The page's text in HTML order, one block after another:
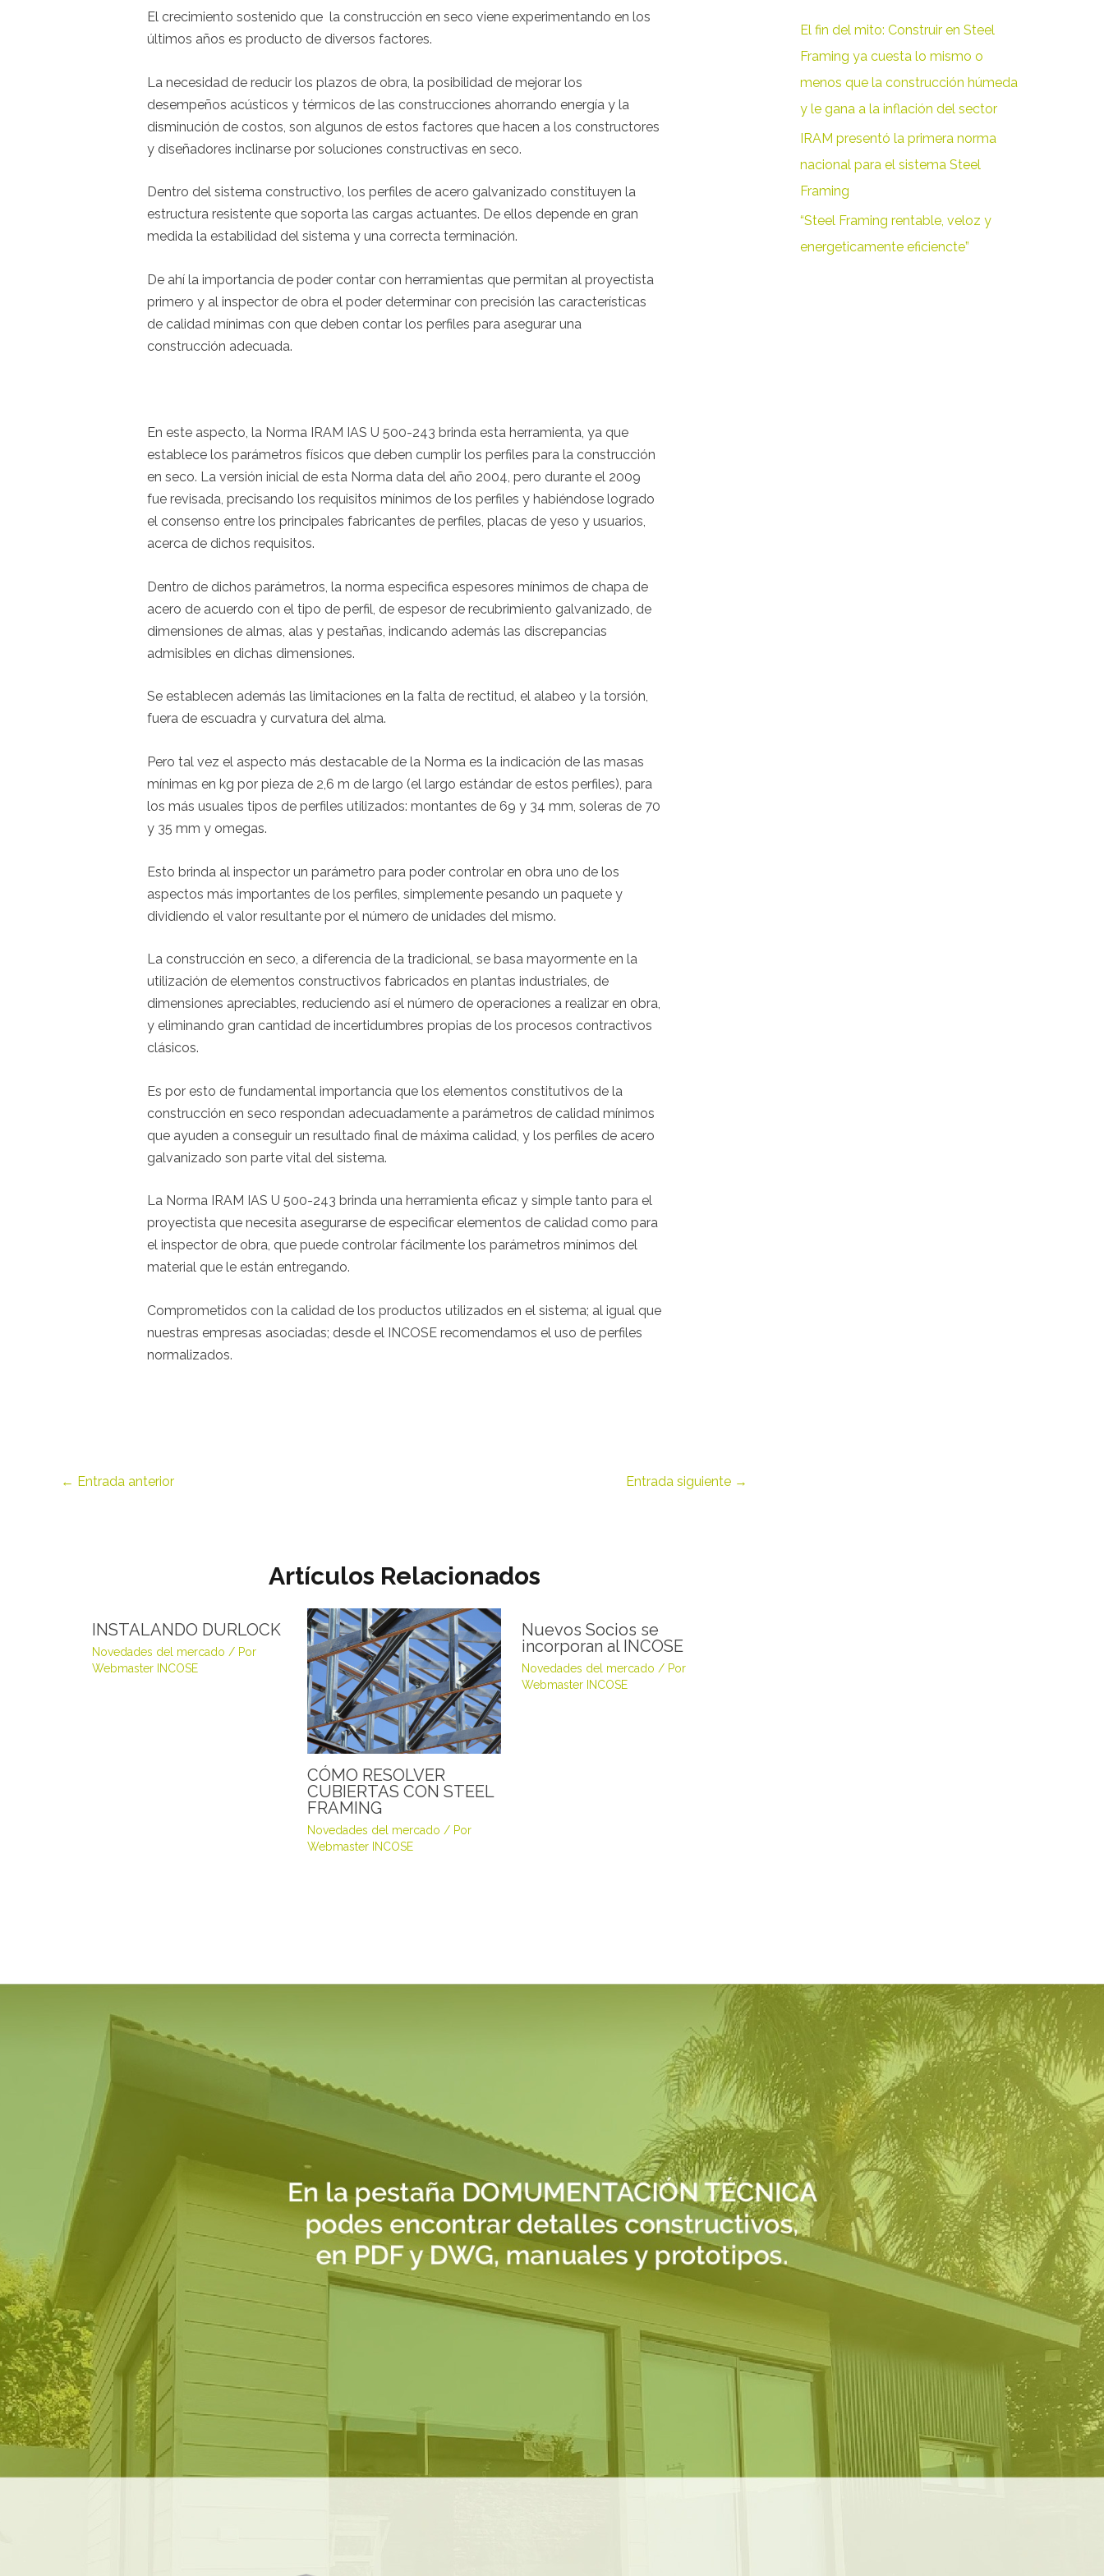
El crecimiento sostenido que la construcción en seco viene experimentando en los
últimos años es producto de diversos factores.
La necesidad de reducir los plazos de obra, la posibilidad de mejorar los
desempeños acústicos y térmicos de las construcciones ahorrando energía y la
disminución de costos, son algunos de estos factores que hacen a los constructores
y diseñadores inclinarse por soluciones constructivas en seco.
Dentro del sistema constructivo, los perfiles de acero galvanizado constituyen la
estructura resistente que soporta las cargas actuantes. De ellos depende en gran
medida la estabilidad del sistema y una correcta terminación.
De ahí la importancia de poder contar con herramientas que permitan al proyectista
primero y al inspector de obra el poder determinar con precisión las características
de calidad mínimas con que deben contar los perfiles para asegurar una
construcción adecuada.
En este aspecto, la Norma IRAM IAS U 500-243 brinda esta herramienta, ya que
establece los parámetros físicos que deben cumplir los perfiles para la construcción
en seco. La versión inicial de esta Norma data del año 2004, pero durante el 2009
fue revisada, precisando los requisitos mínimos de los perfiles y habiéndose logrado
el consenso entre los principales fabricantes de perfiles, placas de yeso y usuarios,
acerca de dichos requisitos.
Dentro de dichos parámetros, la norma especifica espesores mínimos de chapa de
acero de acuerdo con el tipo de perfil, de espesor de recubrimiento galvanizado, de
dimensiones de almas, alas y pestañas, indicando además las discrepancias
admisibles en dichas dimensiones.
Se establecen además las limitaciones en la falta de rectitud, el alabeo y la torsión,
fuera de escuadra y curvatura del alma.
Pero tal vez el aspecto más destacable de la Norma es la indicación de las masas
mínimas en kg por pieza de 2,6 m de largo (el largo estándar de estos perfiles), para
los más usuales tipos de perfiles utilizados: montantes de 69 y 34 mm, soleras de 70
y 35 mm y omegas.
Esto brinda al inspector un parámetro para poder controlar en obra uno de los
aspectos más importantes de los perfiles, simplemente pesando un paquete y
dividiendo el valor resultante por el número de unidades del mismo.
La construcción en seco, a diferencia de la tradicional, se basa mayormente en la
utilización de elementos constructivos fabricados en plantas industriales, de
dimensiones apreciables, reduciendo así el número de operaciones a realizar en obra,
y eliminando gran cantidad de incertidumbres propias de los procesos contractivos
clásicos.
Es por esto de fundamental importancia que los elementos constitutivos de la
construcción en seco respondan adecuadamente a parámetros de calidad mínimos
que ayuden a conseguir un resultado final de máxima calidad, y los perfiles de acero
galvanizado son parte vital del sistema.
La Norma IRAM IAS U 500-243 brinda una herramienta eficaz y simple tanto para el
proyectista que necesita asegurarse de especificar elementos de calidad como para
el inspector de obra, que puede controlar fácilmente los parámetros mínimos del
material que le están entregando.
Comprometidos con la calidad de los productos utilizados en el sistema; al igual que
nuestras empresas asociadas; desde el INCOSE recomendamos el uso de perfiles
normalizados.
← Entrada anterior Entrada siguiente →
Artículos Relacionados
INSTALANDO DURLOCK
Novedades del mercado / Por
Webmaster INCOSE
CÓMO RESOLVER
CUBIERTAS CON STEEL
FRAMING
Novedades del mercado / Por
Webmaster INCOSE
Nuevos Socios se
incorporan al INCOSE
Novedades del mercado / Por
Webmaster INCOSE
p
o
r
:
El fin del mito: Construir en Steel
Framing ya cuesta lo mismo o
menos que la construcción húmeda
y le gana a la inflación del sector
IRAM presentó la primera norma
nacional para el sistema Steel
Framing
“Steel Framing rentable, veloz y
energeticamente eficiencte”